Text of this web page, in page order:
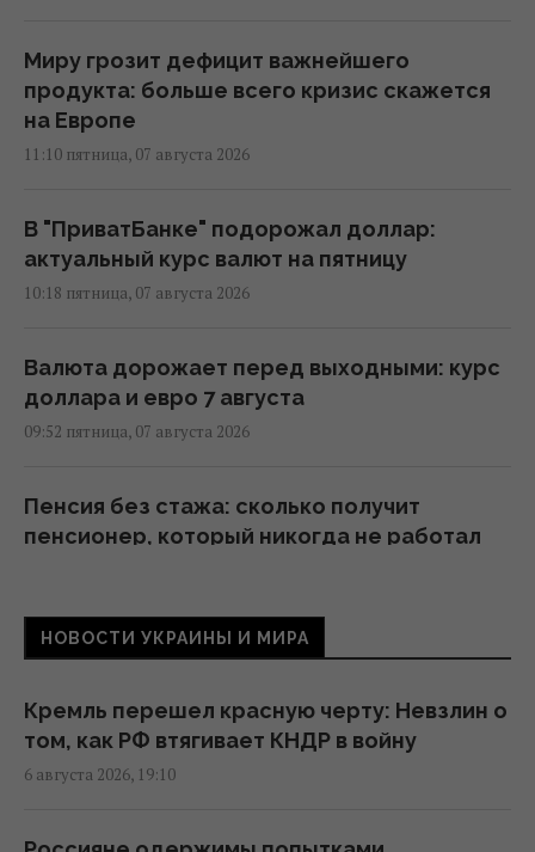
Миру грозит дефицит важнейшего
продукта: больше всего кризис скажется
на Европе
11:10 пятница, 07 августа 2026
В "ПриватБанке" подорожал доллар:
актуальный курс валют на пятницу
10:18 пятница, 07 августа 2026
Валюта дорожает перед выходными: курс
доллара и евро 7 августа
09:52 пятница, 07 августа 2026
Пенсия без стажа: сколько получит
пенсионер, который никогда не работал
В Украине будут по-новому распределять
детали
19:22 четверг, 06 августа 2026
она это делает
НОВОСТИ УКРАИНЫ И МИРА
Кремль перешел красную черту: Невзлин о
том, как РФ втягивает КНДР в войну
6 августа 2026, 19:10